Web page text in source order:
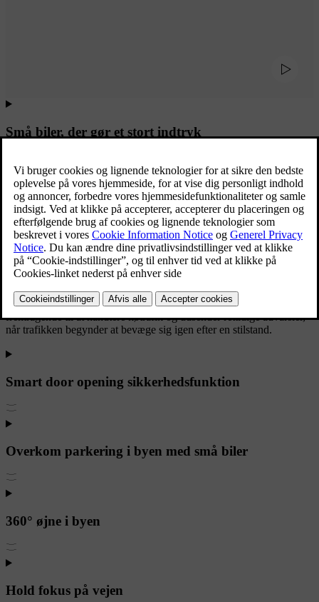
Små biler, der gør et stort indtryk
Komfortabel kørsel i byen
Vores biler har mange praktiske funktioner til bykørsel, herunder
advanced driver assistance technology, der giver en mere afslappet
køreoplevelse. Den hjælper med at holde en sikker afstand til
forankørende biler ved hjælp af hastighedsjusteringer og blid
styreassistance til en præcis vognbanecentrering. Derudover er den
fremragende til at håndtere køtrafik og udsender rettidige advarsler,
når trafikken begynder at bevæge sig igen efter en stilstand.
Smart door opening sikkerhedsfunktion
Overkom parkering i byen med små biler
360° øjne i byen
Hold fokus på vejen